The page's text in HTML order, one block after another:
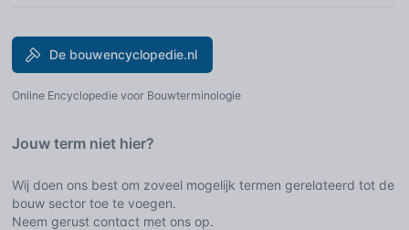
De bouwencyclopedie.nl
Online Encyclopedie voor Bouwterminologie
Jouw term niet hier?
Wij doen ons best om zoveel mogelijk termen gerelateerd tot de
bouw sector toe te voegen.
Neem gerust contact met ons op.